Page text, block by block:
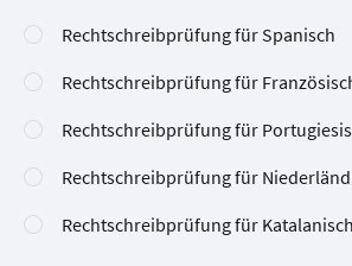
Rechtschreibprüfung für Spanisch
Rechtschreibprüfung für
Rechtschreibprüfung für
Rechtschreibprüfung für
Rechtschreibprüfung für Katalanisch